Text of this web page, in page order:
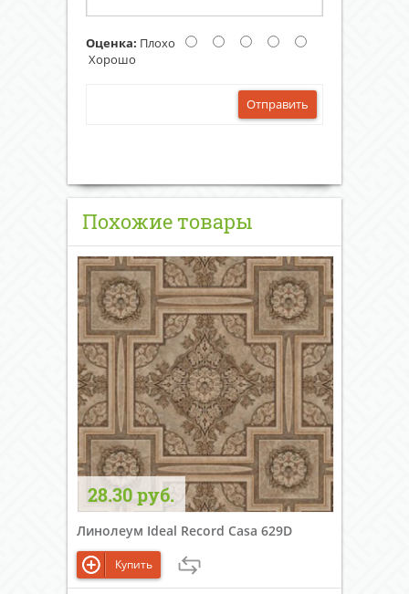
Оценка: Плохо
Хорошо
Отправить
Похожие товары
28.30 руб.
Линолеум Ideal Record Casa 629D
Купить